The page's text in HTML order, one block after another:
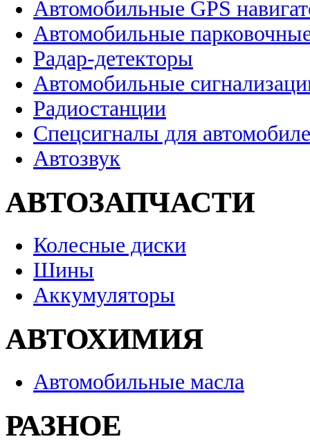
Автомобильные GPS
Автомобильные
Радар-детекторы
Автомобильные
Радиостанции
Спецсигналы для
Автозвук
АВТОЗАПЧАСТИ
Колесные диски
Шины
Аккумуляторы
АВТОХИМИЯ
Автомобильные масла
РАЗНОЕ